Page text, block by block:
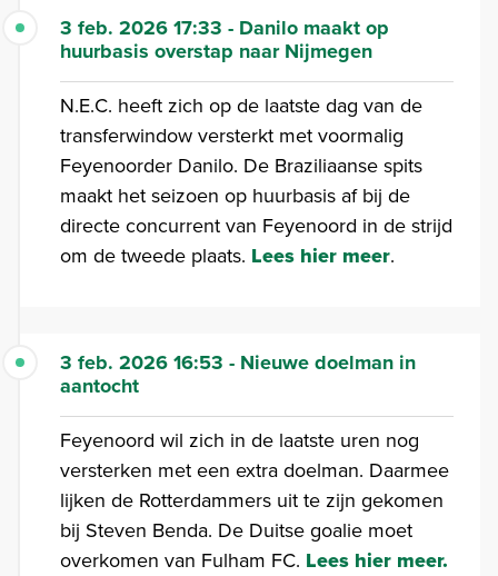
3 feb. 2026 17:33 - Danilo maakt op
huurbasis overstap naar Nijmegen
N.E.C. heeft zich op de laatste dag van de
transferwindow versterkt met voormalig
Feyenoorder Danilo. De Braziliaanse spits
maakt het seizoen op huurbasis af bij de
directe concurrent van Feyenoord in de strijd
om de tweede plaats. Lees hier meer.
3 feb. 2026 16:53 - Nieuwe doelman in
aantocht
Feyenoord wil zich in de laatste uren nog
versterken met een extra doelman. Daarmee
lijken de Rotterdammers uit te zijn gekomen
bij Steven Benda. De Duitse goalie moet
overkomen van Fulham FC. Lees hier meer.